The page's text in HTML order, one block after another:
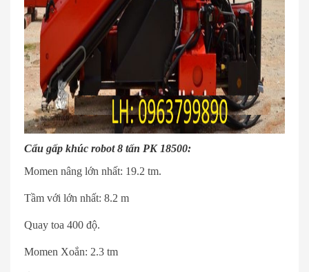
Cẩu gấp khúc robot 8 tấn PK 18500:
Momen nâng lớn nhất: 19.2 tm.
Tầm với lớn nhất: 8.2 m
Quay toa 400 độ.
Momen Xoắn: 2.3 tm